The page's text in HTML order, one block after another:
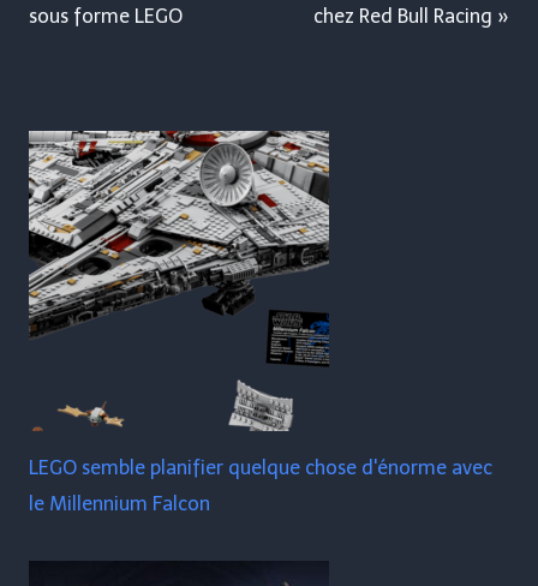
sous forme LEGO
chez Red Bull Racing »
LEGO semble planifier quelque chose d'énorme avec
le Millennium Falcon